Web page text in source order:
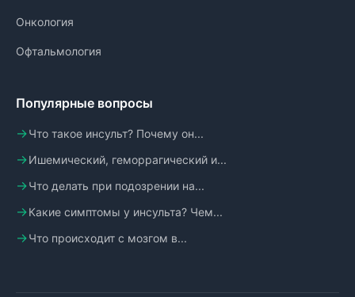
Онкология
Офтальмология
Популярные вопросы
Что такое инсульт? Почему он...
Ишемический, геморрагический и...
Что делать при подозрении на...
Какие симптомы у инсульта? Чем...
Что происходит с мозгом в...